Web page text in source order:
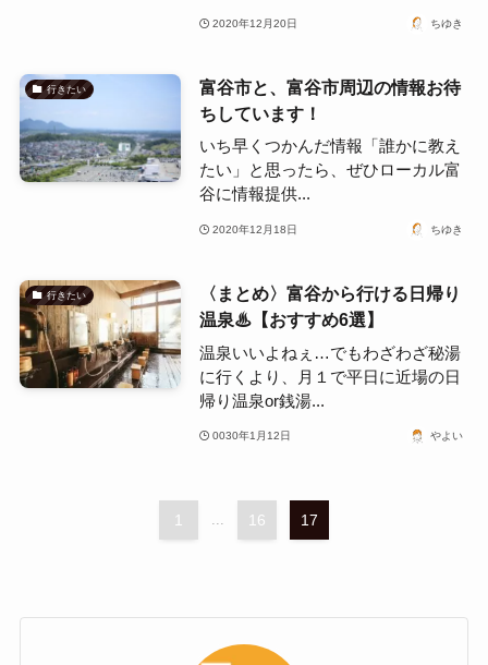
2020年12月20日 ちゆき
行きたい
富谷市と、富谷市周辺の情報お待
ちしています！
いち早くつかんだ情報「誰かに教え
たい」と思ったら、ぜひローカル富
谷に情報提供...
2020年12月18日 ちゆき
行きたい
〈まとめ〉富谷から行ける日帰り
温泉♨【おすすめ6選】
温泉いいよねぇ…でもわざわざ秘湯
に行くより、月１で平日に近場の日
帰り温泉or銭湯...
0030年1月12日 やよい
1 ... 16 17